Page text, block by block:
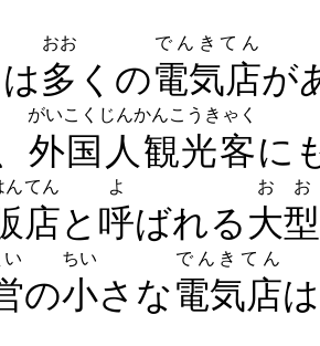
多
おお
くの電気店
でんきてん
が
外国人観光客
がいこくじんかんこうきゃく
に
店
てん
と 呼
よ
ばれる大型
おお
の小
ちい
さな電気店
でんきてん
は